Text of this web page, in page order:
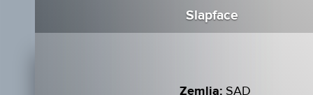
Slapface
Zemlja: SAD